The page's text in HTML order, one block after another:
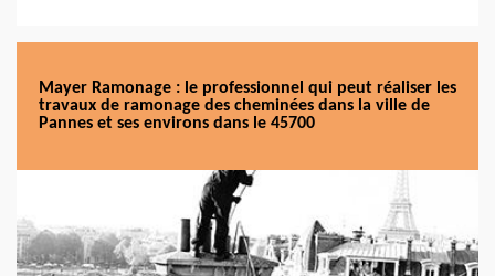
Mayer Ramonage : le professionnel qui peut réaliser les
travaux de ramonage des cheminées dans la ville de
Pannes et ses environs dans le 45700